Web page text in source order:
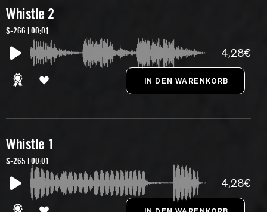
Whistle 2
S-266 | 00:01
4,28€
Whistle 1
S-265 | 00:01
4,28€